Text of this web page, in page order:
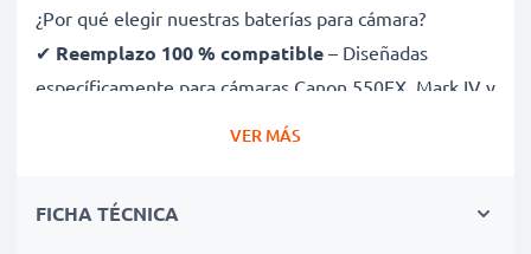
¿Por qué elegir nuestras baterías para cámara?
✔ Reemplazo 100 % compatible – Diseñadas
específicamente para cámaras Canon 550EX, Mark IV y
más. Haz clic en la pestaña de compatibilidades para
2400mAh 11.1V para sesiones largas con menos
VER MÁS
FICHA TÉCNICA